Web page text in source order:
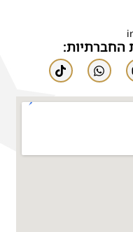
החברתיות: